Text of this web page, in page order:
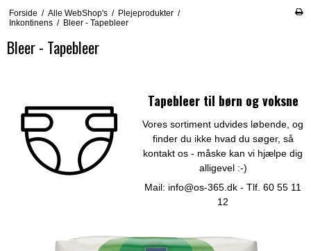
Forside / Alle WebShop's / Plejeprodukter /
Inkontinens / Bleer - Tapebleer
Bleer - Tapebleer
Tapebleer til børn og voksne
Vores sortiment udvides løbende, og
finder du ikke hvad du søger, så
kontakt os - måske kan vi hjælpe dig
alligevel :-)
Mail: info@os-365.dk - Tlf. 60 55 11
12